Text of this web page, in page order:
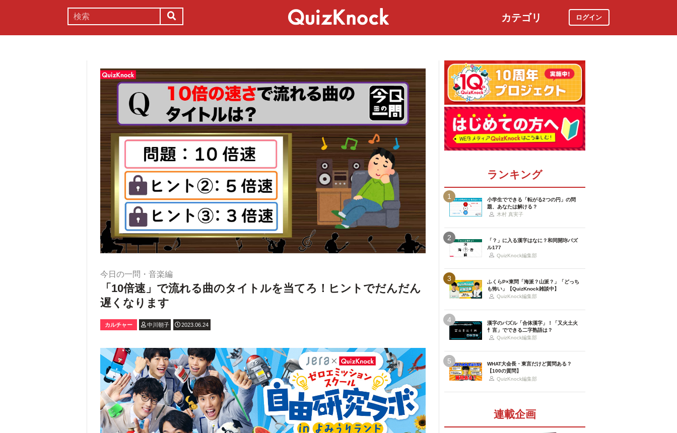
カテゴリ ログイン
今日の一問・音楽編
「10倍速」で流れる曲のタイトルを当てろ！ヒントでだんだん
遅くなります
カルチャー 中川朝子 2023.06.24
ランキング
1
小学生でできる「転がる2つの円」の問
題、あなたは解ける？
木村 真実子
2
「？」に入る漢字はなに？和同開珎パズ
ル177
QuizKnock編集部
3
ふくらP×東問「海派？山派？」「どっち
も怖い」【QuizKnock雑談中】
QuizKnock編集部
4
漢字のパズル「合体漢字」！「又火土火
忄言」でできる二字熟語は？
QuizKnock編集部
5
WHAT大会長・東言だけど質問ある？
【100の質問】
QuizKnock編集部
連載企画